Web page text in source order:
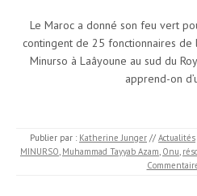
Le Maroc a donné son feu vert
contingent de 25 fonctionnaires
Minurso à Laâyoune au sud du
apprend-on
Publier par : Katherine Junger // Actualités
MINURSO, Muhammad Tayyab Azam, Onu,